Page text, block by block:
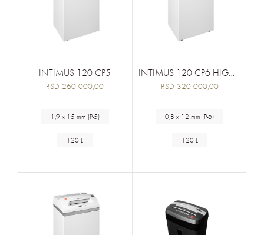
INTIMUS 120 CP5
RSD 260 000,00
1,9 x 15 mm (P-5)
120 L
INTIMUS 120 CP6 HIGH SECURITY
RSD 320 000,00
0,8 x 12 mm (P-6)
120 L